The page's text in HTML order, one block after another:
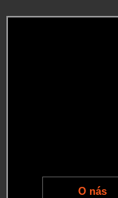
O nás